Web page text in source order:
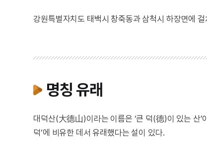
강원특별자치도 태백시 창죽동과 삼척시 하장면에 걸
명칭 유래
대덕산(大德山)이라는 이름은 ‘큰 덕(德)이 있는 산’
덕’에 비유한 데서 유래했다는 설이 있다.